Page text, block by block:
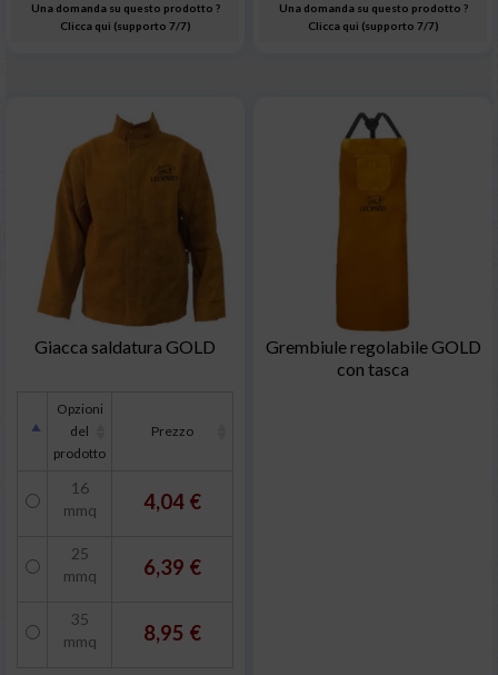
Una domanda su questo prodotto ?
Clicca qui (supporto 7/7)
Una domanda su questo prodotto ?
Clicca qui (supporto 7/7)
Giacca saldatura GOLD
Opzioni
del
prodotto
Prezzo
16
mmq
4,04 €
25
mmq
6,39 €
35
mmq
8,95 €
Grembiule regolabile GOLD
con tasca